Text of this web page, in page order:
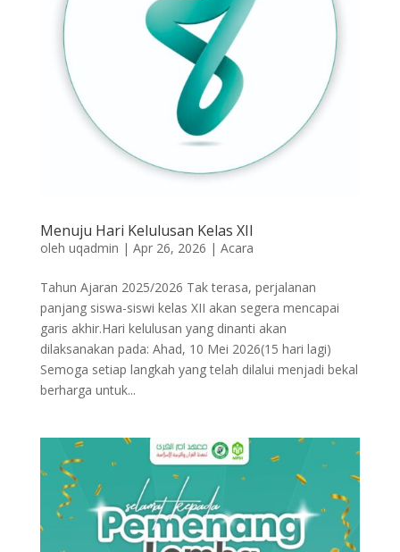
Menuju Hari Kelulusan Kelas XII
oleh uqadmin | Apr 26, 2026 | Acara
Tahun Ajaran 2025/2026 Tak terasa, perjalanan
panjang siswa-siswi kelas XII akan segera mencapai
garis akhir.Hari kelulusan yang dinanti akan
dilaksanakan pada: Ahad, 10 Mei 2026(15 hari lagi)
Semoga setiap langkah yang telah dilalui menjadi bekal
berharga untuk...